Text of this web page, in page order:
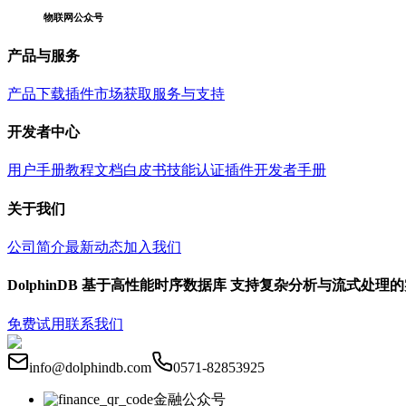
物联网公众号
产品与服务
产品下载插件市场获取服务与支持
开发者中心
用户手册教程文档白皮书技能认证插件开发者手册
关于我们
公司简介最新动态加入我们
DolphinDB 基于高性能时序数据库 支持复杂分析与流式处理
免费试用联系我们
info@dolphindb.com 0571-82853925
金融公众号